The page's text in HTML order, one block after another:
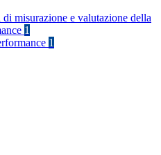
di misurazione e valutazione della
1
1